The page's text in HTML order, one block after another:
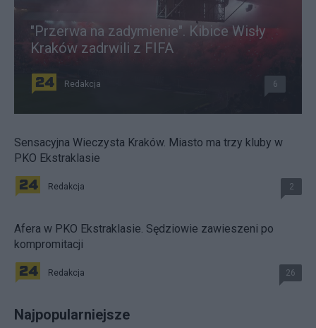
"Przerwa na zadymienie". Kibice Wisły
Kraków zadrwili z FIFA
Redakcja 6
Sensacyjna Wieczysta Kraków. Miasto ma trzy kluby w
PKO Ekstraklasie
Redakcja 2
Afera w PKO Ekstraklasie. Sędziowie zawieszeni po
kompromitacji
Redakcja 26
Najpopularniejsze